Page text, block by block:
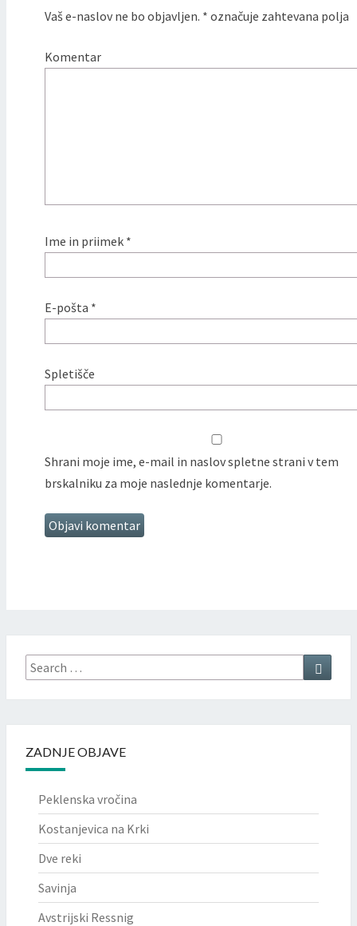
Vaš e-naslov ne bo objavljen. * označuje zahtevana polja
Komentar
Ime in priimek *
E-pošta *
Spletišče
Shrani moje ime, e-mail in naslov spletne strani v tem
brskalniku za moje naslednje komentarje.
Search
for:
ZADNJE OBJAVE
Peklenska vročina
Kostanjevica na Krki
Dve reki
Savinja
Avstrijski Ressnig